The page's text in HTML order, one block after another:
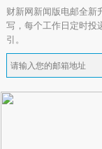
财新网新闻版电邮全新
写，每个工作日定时投
引。